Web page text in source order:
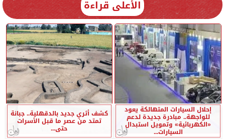
الأعلى قراءة
إحلال السيارات المتهالكة يعود
للواجهة.. مبادرة جديدة لدعم
«الكهربائية» وتمويل استبدال
السيارات...
كشف أثري جديد بالدقهلية.. جبانة
تمتد من عصر ما قبل الأسرات
حتى...